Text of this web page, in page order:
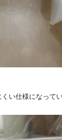
い仕様になってい